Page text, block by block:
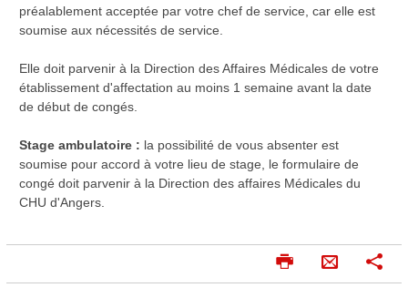
préalablement acceptée par votre chef de service, car elle est
soumise aux nécessités de service.
Elle doit parvenir à la Direction des Affaires Médicales de votre
établissement d'affectation au moins 1 semaine avant la date
de début de congés.
Stage ambulatoire : la possibilité de vous absenter est
soumise pour accord à votre lieu de stage, le formulaire de
congé doit parvenir à la Direction des affaires Médicales du
CHU d'Angers.
I
m
n
a